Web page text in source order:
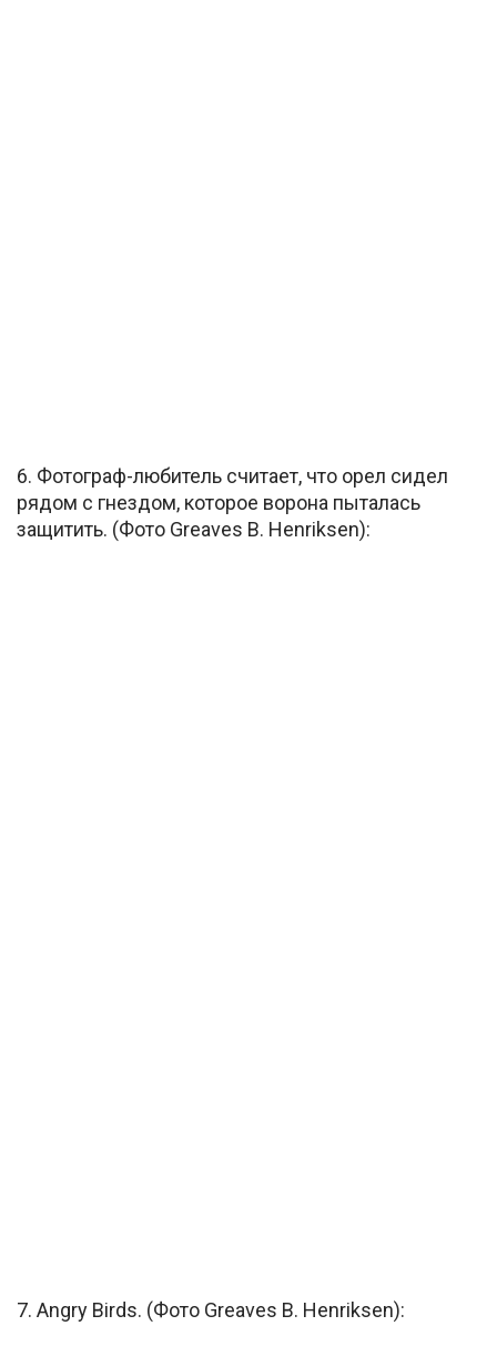
6. Фотограф-любитель считает, что орел сидел
рядом с гнездом, которое ворона пыталась
защитить. (Фото Greaves B. Henriksen):
7. Angry Birds. (Фото Greaves B. Henriksen):